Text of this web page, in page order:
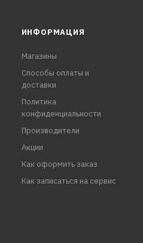
ИНФОРМАЦИЯ
Магазины
Способы оплаты и
доставки
Политика
конфиденциальности
Производители
Акции
Как оформить заказ
Как записаться на сервис